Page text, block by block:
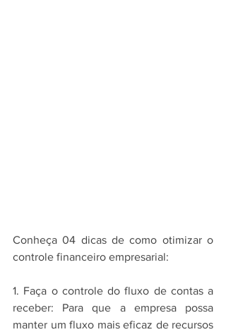
Conheça 04 dicas de como otimizar o
controle financeiro empresarial:
1. Faça o controle do fluxo de contas a
receber: Para que a empresa possa
manter um fluxo mais eficaz de recursos